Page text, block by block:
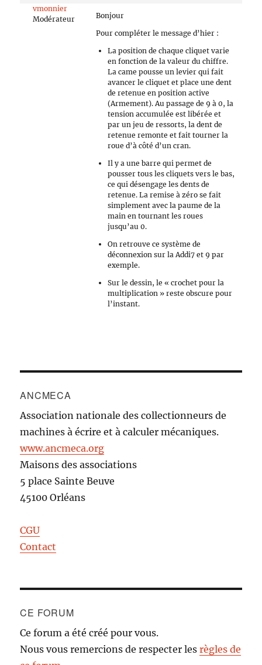
vmonnier
Modérateur
Bonjour
Pour compléter le message d’hier :
La position de chaque cliquet varie
en fonction de la valeur du chiffre.
La came pousse un levier qui fait
avancer le cliquet et place une dent
de retenue en position active
(Armement). Au passage de 9 à 0, la
tension accumulée est libérée et
par un jeu de ressorts, la dent de
retenue remonte et fait tourner la
roue d’à côté d’un cran.
Il y a une barre qui permet de
pousser tous les cliquets vers le bas,
ce qui désengage les dents de
retenue. La remise à zéro se fait
simplement avec la paume de la
main en tournant les roues
jusqu’au 0.
On retrouve ce système de
déconnexion sur la Addi7 et 9 par
exemple.
Sur le dessin, le « crochet pour la
multiplication » reste obscure pour
l’instant.
ANCMECA
Association nationale des collectionneurs de
machines à écrire et à calculer mécaniques.
www.ancmeca.org
Maisons des associations
5 place Sainte Beuve
45100 Orléans
CGU
Contact
CE FORUM
Ce forum a été créé pour vous.
Nous vous remercions de respecter lesrègles de